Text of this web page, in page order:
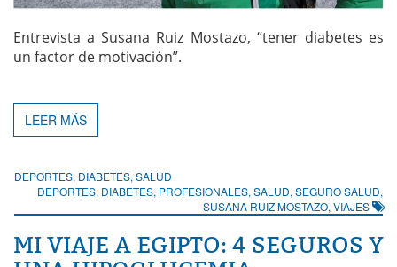
Entrevista a Susana Ruiz Mostazo, “tener diabetes es
un factor de motivación”.
LEER MÁS
DEPORTES, DIABETES, SALUD
DEPORTES, DIABETES, PROFESIONALES, SALUD, SEGURO SALUD,
SUSANA RUIZ MOSTAZO, VIAJES
MI VIAJE A EGIPTO: 4 SEGUROS Y